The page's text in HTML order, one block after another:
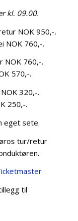
kl. 09.00.
NOK 950,-.
NOK 760,-.
NOK 760,-.
570,-.
320,-.
250,-.
eget sete.
tur/retur
til